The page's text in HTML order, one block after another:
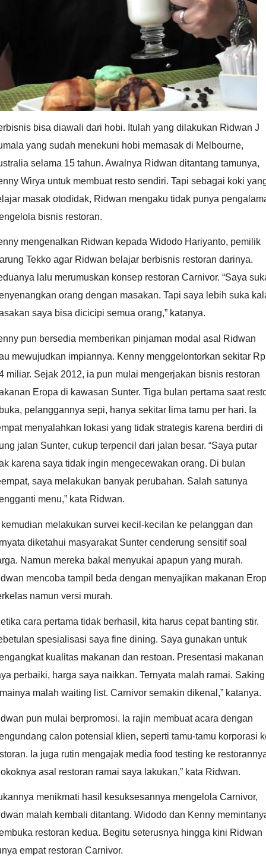
bisa diawali dari hobi. Itulah yang dilakukan Ridwan J
yang sudah menekuni hobi memasak di Melbourne,
selama 15 tahun. Awalnya Ridwan ditantang tamunya,
Wirya untuk membuat resto sendiri. Tapi sebagai koki
masak otodidak, Ridwan mengaku tidak punya
bisnis restoran.
mengenalkan Ridwan kepada Widodo Hariyanto, pemilik
Tekko agar Ridwan belajar berbisnis restoran darinya.
lalu merumuskan konsep restoran Carnivor. “Saya
orang dengan masakan. Tapi saya lebih suka
saya bisa dicicipi semua orang,” katanya.
pun bersedia memberikan pinjaman modal asal Ridwan
mewujudkan impiannya. Kenny menggelontorkan sekitar Rp
miliar. Sejak 2012, ia pun mulai mengerjakan bisnis restoran
Eropa di kawasan Sunter. Tiga bulan pertama saat
pelanggannya sepi, hanya sekitar lima tamu per hari. Ia
menyalahkan lokasi yang tidak strategis karena berdiri di
jalan Sunter, cukup terpencil dari jalan besar. “Saya putar
karena saya tidak ingin mengecewakan orang. Di bulan
saya melakukan banyak perubahan. Salah satunya
menu,” kata Ridwan.
melakukan survei kecil-kecilan ke pelanggan dan
diketahui masyarakat Sunter cenderung sensitif soal
Namun mereka bakal menyukai apapun yang murah.
mencoba tampil beda dengan menyajikan makanan
namun versi murah.
cara pertama tidak berhasil, kita harus cepat banting stir.
spesialisasi saya fine dining. Saya gunakan untuk
kualitas makanan dan restoan. Presentasi makanan
perbaiki, harga saya naikkan. Ternyata malah ramai. Saking
malah waiting list. Carnivor semakin dikenal,” katanya.
pun mulai berpromosi. Ia rajin membuat acara dengan
calon potensial klien, seperti tamu-tamu korporasi
Ia juga rutin mengajak media food testing ke
asal restoran ramai saya lakukan,” kata Ridwan.
menikmati hasil kesuksesannya mengelola Carnivor,
malah kembali ditantang. Widodo dan Kenny
restoran kedua. Begitu seterusnya hingga kini Ridwan
empat restoran Carnivor.